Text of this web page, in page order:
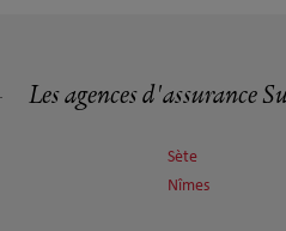
Les agences d'assurance
Sète
Nîmes